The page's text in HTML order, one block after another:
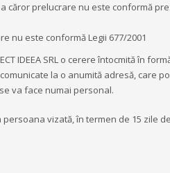
căror prelucrare nu este conformă
nu este conformă Legii 677/2001
IDEEA SRL o cerere întocmită în
la o anumită adresă, care
va face numai personal.
persoana vizată, în termen de 15 zile